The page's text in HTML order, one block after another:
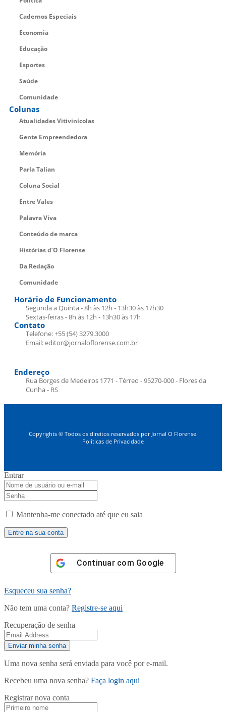
Cadernos Especiais
Economia
Educação
Esportes
Saúde
Comunidade
Colunas
Atualidades Vitivinícolas
Gente Empreendedora
Memória
Parla Talian
Coluna Social
Entre Vales
Palavra Viva
Conteúdo de marca
Histórias d’O Florense
Da Redação
Comunidade
Horário de Funcionamento
Segunda a Quinta - 8h às 12h - 13h30 às 17h30
Sextas-feiras - 8h às 12h - 13h30 às 17h
Contato
Telefone: +55 (54) 3279.3000
Email: editor@jornaloflorense.com.br
Endereço
Rua Borges de Medeiros 1771 - Térreo - 95270-000 - Flores da
Cunha - RS
Copyrights © Todos os direitos reservados por Jornal O Florense.
Políticas de Privacidade
Entrar
Mantenha-me conectado até que eu saia
Continuar com Google
Esqueceu sua senha?
Não tem uma conta? Registre-se aqui
Recuperação de senha
Uma nova senha será enviada para você por e-mail.
Recebeu uma nova senha? Faça login aqui
Registrar nova conta